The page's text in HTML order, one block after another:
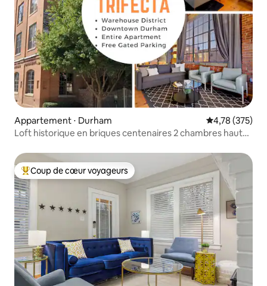
Appartement ⋅ Durham Évaluation
4,78 (375)
Loft historique en briques centenaires 2 chambres haut
Coups de cœur voyageurs les plus appréciés
Coup de cœur voyageurs